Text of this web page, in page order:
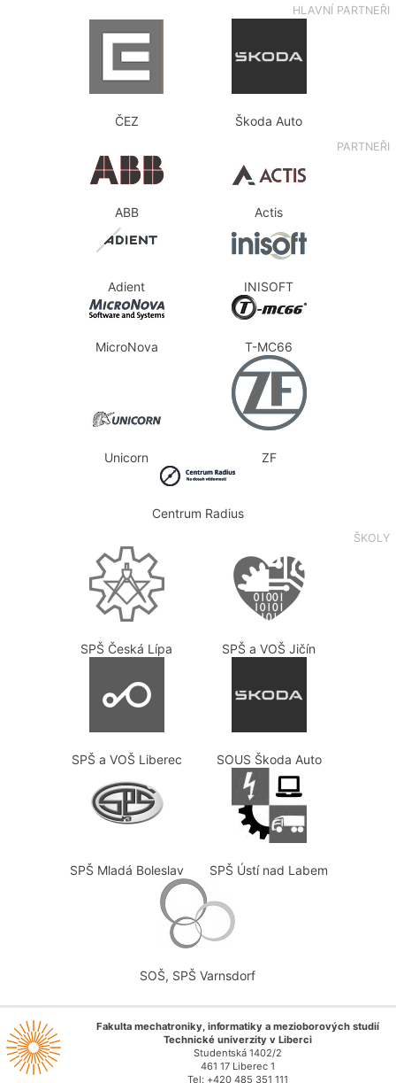
HLAVNÍ PARTNEŘI
ČEZ Škoda Auto
PARTNEŘI
ABB Actis
Adient INISOFT
MicroNova T-MC66
Unicorn ZF
Centrum Radius
ŠKOLY
SPŠ Česká Lípa SPŠ a VOŠ Jičín
SPŠ a VOŠ Liberec SOUS Škoda Auto
SPŠ Mladá Boleslav SPŠ Ústí nad Labem
SOŠ, SPŠ Varnsdorf
Fakulta mechatroniky, informatiky a mezioborových studií
Technické univerzity v Liberci
Studentská 1402/2
461 17 Liberec 1
Tel: +420 485 351 111